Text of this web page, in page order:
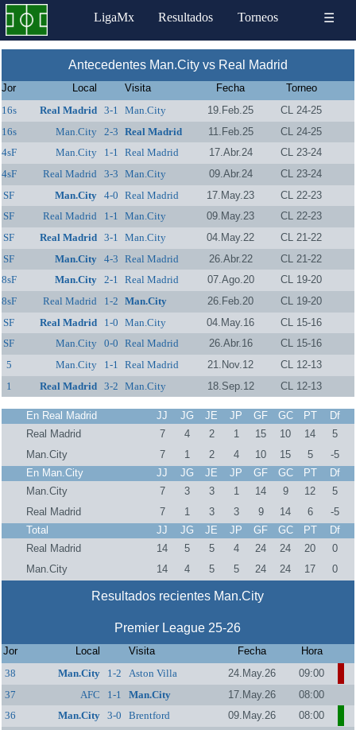
LigaMx Resultados Torneos ☰
Antecedentes Man.City vs Real Madrid
Jor Local Visita Fecha
Torneo
16s
Real Madrid 3-1 Man.City 19.Feb.25
CL 24-25
16s
Man.City 2-3 Real Madrid 11.Feb.25
CL 24-25
4sF
Man.City 1-1 Real Madrid 17.Abr.24
CL 23-24
4sF
Real Madrid 3-3 Man.City 09.Abr.24
CL 23-24
SF
Man.City 4-0 Real Madrid 17.May.23
CL 22-23
SF
Real Madrid 1-1 Man.City 09.May.23
CL 22-23
SF
Real Madrid 3-1 Man.City 04.May.22
CL 21-22
SF
Man.City 4-3 Real Madrid 26.Abr.22
CL 21-22
8sF
Man.City 2-1 Real Madrid 07.Ago.20
CL 19-20
8sF
Real Madrid 1-2 Man.City 26.Feb.20
CL 19-20
SF
Real Madrid 1-0 Man.City 04.May.16
CL 15-16
SF
Man.City 0-0 Real Madrid 26.Abr.16
CL 15-16
5
Man.City 1-1 Real Madrid 21.Nov.12
CL 12-13
1
Real Madrid 3-2 Man.City 18.Sep.12 CL 12-13
En Real Madrid JJ JG JE JP GF GC PT
Df
Real Madrid
7 4 2 1 15 10 14
5
Man.City
7 1 2 4 10 15 5
-5
En Man.City
JJ JG JE JP GF GC PT
Df
Man.City
7 3 3 1 14 9 12
5
Real Madrid
7 1 3 3 9 14 6
-5
Total
JJ JG JE JP GF GC PT
Df
Real Madrid
14 5 5 4 24 24 20
0
Man.City
14 4 5 5 24 24 17 0
Resultados recientes Man.City
Premier League 25-26
Jor Local Visita Fecha
Hora
38
Man.City 1-2 Aston Villa 24.May.26
09:00
37
AFC
Bournemouth
1-1 Man.City 17.May.26
08:00
36
Man.City 3-0 Brentford 09.May.26
08:00